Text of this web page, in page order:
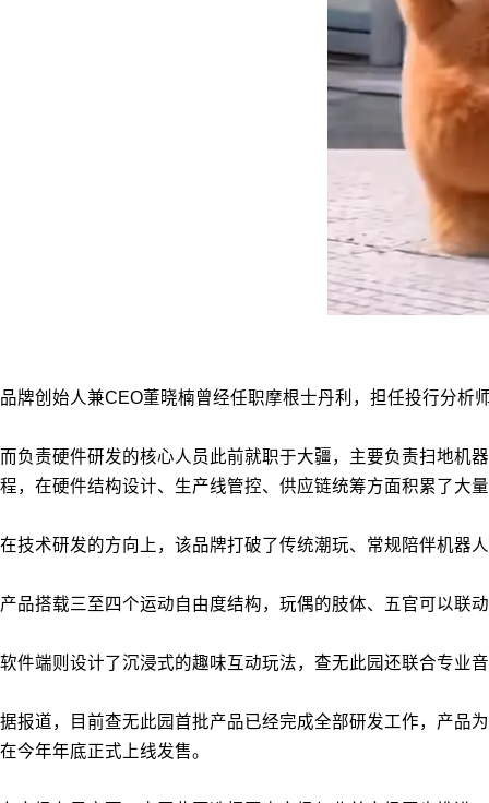
品牌创始人兼CEO董晓楠曾经任职摩根士丹利，担任投行分
而负责硬件研发的核心人员此前就职于大疆，主要负责扫地机
程，在硬件结构设计、生产线管控、供应链统筹方面积累了大
在技术研发的方向上，该品牌打破了传统潮玩、常规陪伴机器
产品搭载三至四个运动自由度结构，玩偶的肢体、五官可以联
软件端则设计了沉浸式的趣味互动玩法，查无此园还联合专业
据报道，目前查无此园首批产品已经完成全部研发工作，产品
在今年年底正式上线发售。